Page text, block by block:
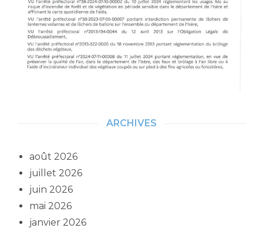
ARCHIVES
août 2026
juillet 2026
juin 2026
mai 2026
janvier 2026